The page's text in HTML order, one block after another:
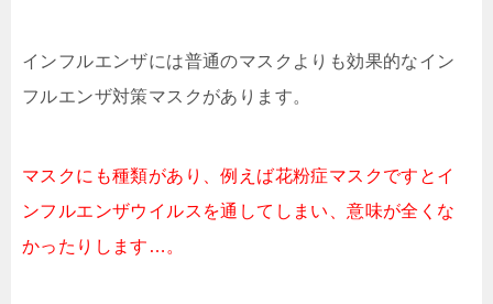
インフルエンザには普通のマスクよりも効果的なイン
フルエンザ対策マスクがあります。
マスクにも種類があり、例えば花粉症マスクですとイ
ンフルエンザウイルスを通してしまい、意味が全くな
かったりします…。